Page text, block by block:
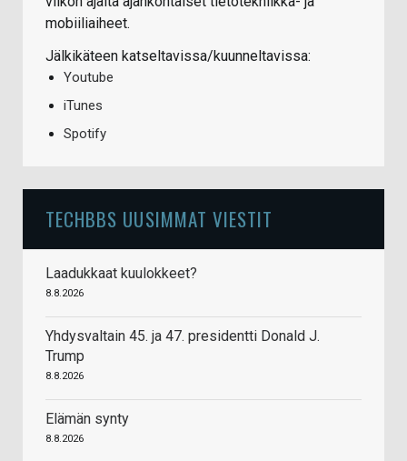
mobiiliaiheet.
Jälkikäteen katseltavissa/kuunneltavissa:
Youtube
iTunes
Spotify
TECHBBS UUSIMMAT VIESTIT
Laadukkaat kuulokkeet?
8.8.2026
Yhdysvaltain 45. ja 47. presidentti Donald J.
Trump
8.8.2026
Elämän synty
8.8.2026